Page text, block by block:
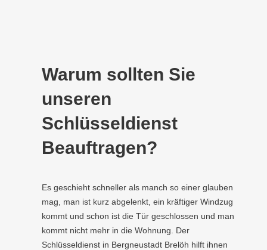
Warum sollten Sie
unseren
Schlüsseldienst
Beauftragen?
Es geschieht schneller als manch so einer glauben
mag, man ist kurz abgelenkt, ein kräftiger Windzug
kommt und schon ist die Tür geschlossen und man
kommt nicht mehr in die Wohnung. Der
Schlüsseldienst in Bergneustadt Brelöh hilft ihnen